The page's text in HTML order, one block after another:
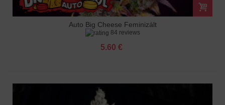
Auto Big Cheese Feminizált
84 reviews
5.60 €